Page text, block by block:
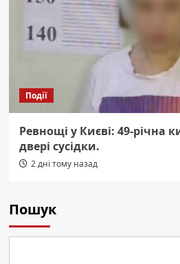
Події
Ревнощі у Києві: 49-річна
двері сусідки.
2 дні тому назад
Пошук